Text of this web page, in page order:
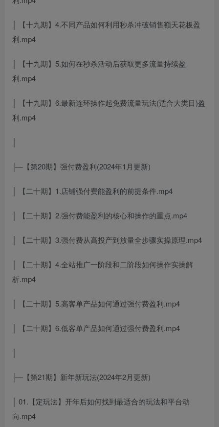
│ 【十九期】4.不同产品如何利用秒杀冲破销售额天花板盈
利.mp4
│ 【十九期】5.如何在秒杀活动后获取更多流量持续盈
利.mp4
│ 【十九期】6.最新连环操作起免费流量玩法(适合大类目)盈
利.mp4
│
├─【第20期】强付费盈利(2024年1月更新)
│ 【二十期】1.店铺强付费能盈利的前提条件.mp4
│ 【二十期】2.强付费能盈利的核心和操作的重点.mp4
│ 【二十期】3.强付费从高投产到放量全步骤实操原理.mp4
│ 【二十期】4.全站推广一阶段和二阶段如何操作实操解
析.mp4
│ 【二十期】5.高客单产品如何通过强付费盈利.mp4
│ 【二十期】6.低客单产品如何通过强付费盈利.mp4
│
├─【第21期】新年新玩法(2024年2月更新)
│ 01.【定玩法】开年后如何找到最适合的玩法和平台动
向.mp4